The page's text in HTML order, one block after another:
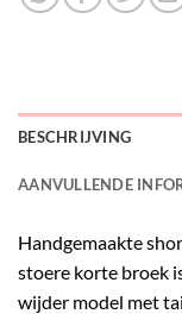
BESCHRIJVING
AANVULLENDE
Handgemaakte
stoere korte broek
wijder model met